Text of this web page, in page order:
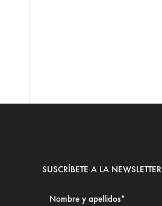
SUSCRÍBETE A LA NEWSLETTER